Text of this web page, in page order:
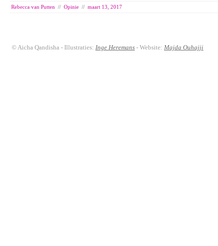
Rebecca van Putten // Opinie // maart 13, 2017
© Aicha Qandisha - Illustraties:Inge Heremans - Website:Majda Ouhajji